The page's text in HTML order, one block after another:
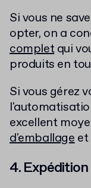
Si vous ne
opter, on a
completqui
produits en
Si vous gérez
excellent
d'emballageet
4.